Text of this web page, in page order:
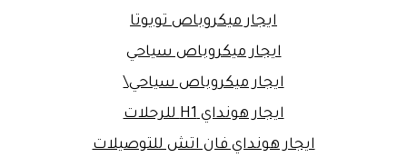
ايجار ميكروباص تويوتا
ايجار ميكروباص سياحي
ايجار ميكروباص سياحي\
ايجار هونداي H1 للرحلات
ايجار هونداي فان اتش للتوصيلات